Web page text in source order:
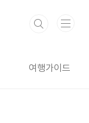
여행가이드